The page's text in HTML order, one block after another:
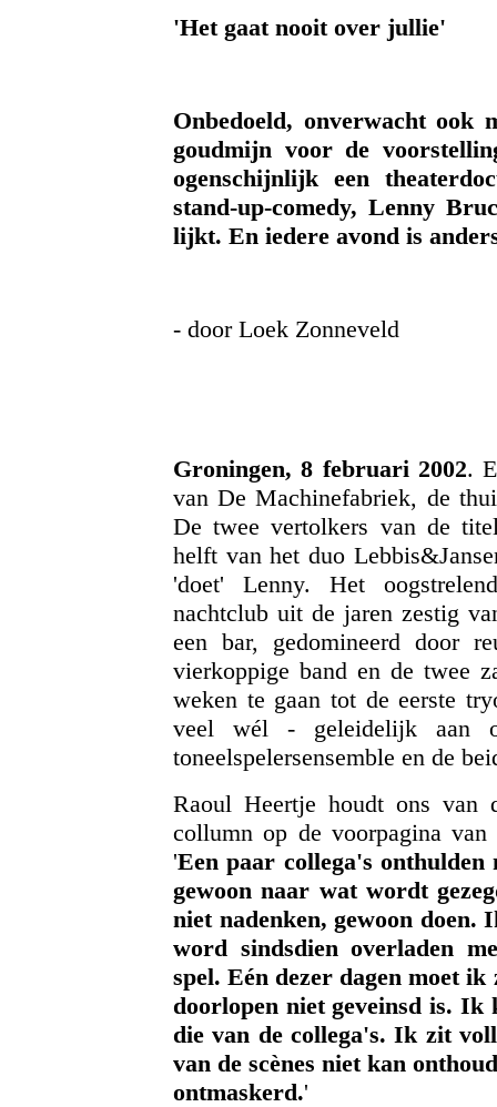
'Het gaat nooit over jullie'
Onbedoeld, onverwacht ook
goudmijn voor de
ogenschijnlijk een
stand-up-comedy, Lenny
lijkt. En iedere avond is
- door Loek Zonneveld
Groningen, 8 februari 2002.
van De Machinefabriek, de
De twee vertolkers van de
helft van het duo
'doet' Lenny. Het
nachtclub uit de jaren zestig
een bar, gedomineerd door
vierkoppige band en de twee
weken te gaan tot de eerste
veel wél - geleidelijk aan
toneelspelersensemble en de
Raoul Heertje houdt ons
collumn op de voorpagina
'Een paar collega's
gewoon naar wat wordt
niet nadenken, gewoon doen.
word sindsdien overladen
spel. Eén dezer dagen moet
doorlopen niet geveinsd is. Ik
die van de collega's. Ik zit
van de scènes niet kan
ontmaskerd.'